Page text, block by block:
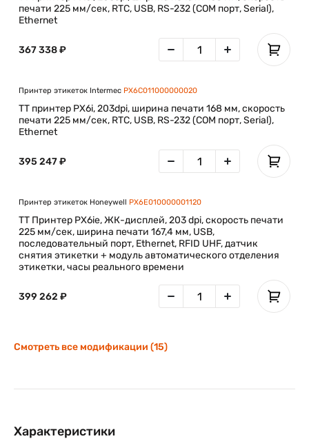
печати 225 мм/сек, RTC, USB, RS-232 (COM порт, Serial),
Ethernet
367 338 ₽
Принтер этикеток Intermec PX6C011000000020
TT принтер PX6i, 203dpi, ширина печати 168 мм, скорость
печати 225 мм/сек, RTC, USB, RS-232 (COM порт, Serial),
Ethernet
395 247 ₽
Принтер этикеток Honeywell PX6E010000001120
ТT Принтер PX6ie, ЖК-дисплей, 203 dpi, скорость печати
225 мм/сек, ширина печати 167,4 мм, USB,
последовательный порт, Ethernet, RFID UHF, датчик
снятия этикетки + модуль автоматического отделения
этикетки, часы реального времени
399 262 ₽
Смотреть все модификации (15)
Характеристики